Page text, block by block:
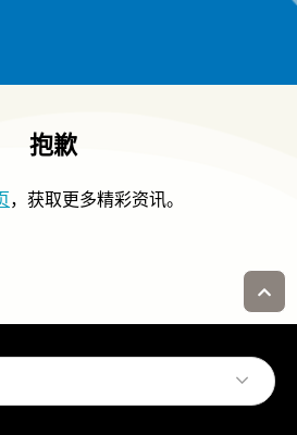
抱歉
，获取更多精彩资讯。